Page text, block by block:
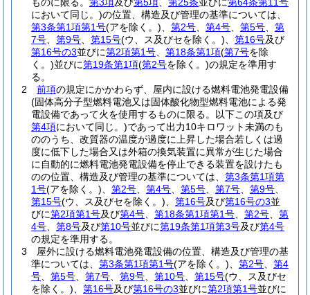
において同じ。)の位置、構造及び管理の基準については、
第3条第1項第1号(アを除く。) 第2号 第4号 第5号
第
7号
第9号 第15号(ウ、ス及びセを除く。) 第16号及び
第16号の3並びに第2項第1号 第18条第1項(第7号を除
く。)並びに第19条第1項(第2号を除く。)の規定を準用す
る。
2
前項の規定にかかわらず、屋内に設ける燃料電池発電設備
(固体高分子型燃料電池又は固体酸化物型燃料電池による発
電設備であって火を使用するものに限る。以下この項及び
第4項において同じ。)であって出力10キロワット未満のも
ののうち、改質器の温度が過度に上昇した場合若しくは過
度に低下した場合又は外箱の換気装置に異常が生じた場合
に自動的に燃料電池発電設備を停止できる装置を設けたも
のの位置、構造及び管理の基準については、 第3条第1項第
1号(アを除く。) 第2号 第4号 第5号 第7号 第9号
第15号(ウ、ス及びセを除く。) 第16号及び第16号の3並
びに第2項第1号及び第4号 第18条第1項第1号 第2号
第
4号
第8号及び第10号並びに第19条第1項第3号及び第4号
の規定を準用する。
3
屋外に設ける燃料電池発電設備の位置、構造及び管理の基
準については、 第3条第1項第1号(アを除く。) 第2号
第4
号
第5号 第7号 第9号 第10号 第15号(ウ、ス及びセ
を除く。)
第16号及び第16号の3並びに第2項第1号並びに